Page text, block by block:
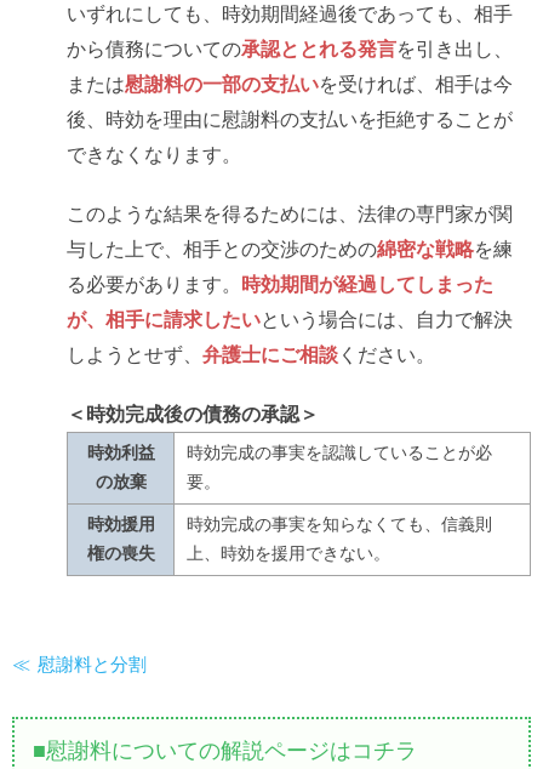
いずれにしても、時効期間経過後であっても、相手
から債務についての承認ととれる発言を引き出し、
または慰謝料の一部の支払いを受ければ、相手は今
後、時効を理由に慰謝料の支払いを拒絶することが
できなくなります。
このような結果を得るためには、法律の専門家が関
与した上で、相手との交渉のための綿密な戦略を練
る必要があります。 時効期間が経過してしまった
が、相手に請求したいという場合には、自力で解決
しようとせず、 弁護士にご相談 ください。
＜時効完成後の債務の承認＞
時効利益
の放棄
時効完成の事実を認識していることが必
要。
時効援用
権の喪失
時効完成の事実を知らなくても、信義則
上、時効を援用できない。
慰謝料と分割
慰謝料についての解説ページはコチラ